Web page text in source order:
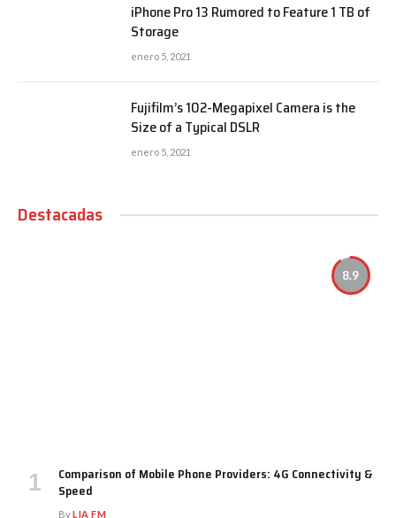
iPhone Pro 13 Rumored to Feature 1 TB of
Storage
enero 5, 2021
Fujifilm’s 102-Megapixel Camera is the
Size of a Typical DSLR
enero 5, 2021
Destacadas
8.9
Comparison of Mobile Phone Providers: 4G Connectivity &
Speed
ByLIA FM